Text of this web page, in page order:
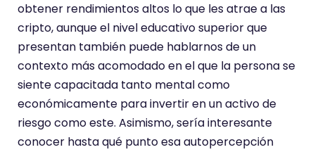
obtener rendimientos altos lo que les atrae a las
cripto, aunque el nivel educativo superior que
presentan también puede hablarnos de un
contexto más acomodado en el que la persona se
siente capacitada tanto mental como
económicamente para invertir en un activo de
riesgo como este. Asimismo, sería interesante
conocer hasta qué punto esa autopercepción